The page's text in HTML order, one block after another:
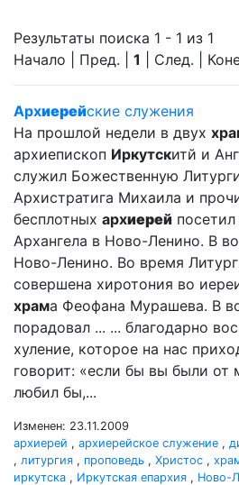
Результаты поиска 1 - 1 из 1
Начало | Пред. | 1 | След. |
Архиерейские служения
На прошлой недели в двух
архиепископ Иркутскитй и
служил Божественную
Архистратига Михаила и
бесплотных архиерей посетил
Архангела в Ново-Ленино. В
Ново-Ленино. Во время
совершена хиротония во
храма Феофана Мурашева. В
порадовал ... ... благодарно
хуление, которое на нас
говорит: «если бы вы были от
любил бы,...
Изменен: 23.11.2009
архиерей , архиерейское служение ,
, литургия , проповедь , Христос ,
иркутска , Иркутская епархия , Ново-